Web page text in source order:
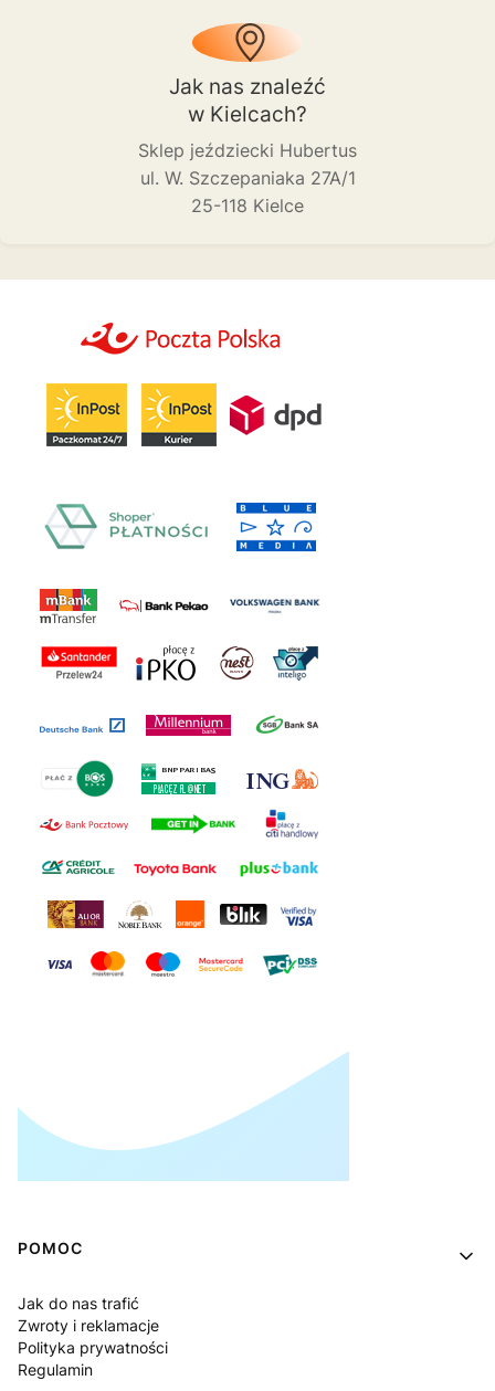
Jak nas znaleźć
w Kielcach?
Sklep jeździecki Hubertus
ul. W. Szczepaniaka 27A/1
25-118 Kielce
Linki w stopce
POMOC
Jak do nas trafić
Zwroty i reklamacje
Polityka prywatności
Regulamin